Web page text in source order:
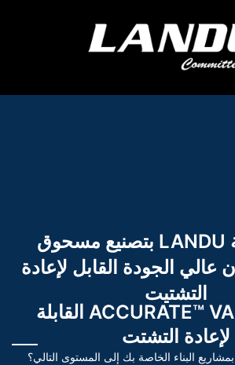
تقوم شركة LANDU بتصنيع مسحوق
عالي الجودة القابل لإعادة
التشتيت
مساحيق ACCURATE™ VAE القابلة
لإعادة التشتت
البناء الخاصة بك إلى المستوى التالي؟